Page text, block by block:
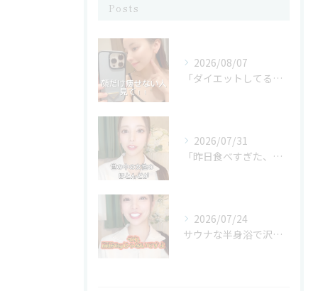
Posts
2026/08/07
「ダイエットしてるのに顔だけ痩せない」
2026/07/31
「昨日食べすぎた、、終わった。
2026/07/24
サウナな半身浴で沢山汗をかいて